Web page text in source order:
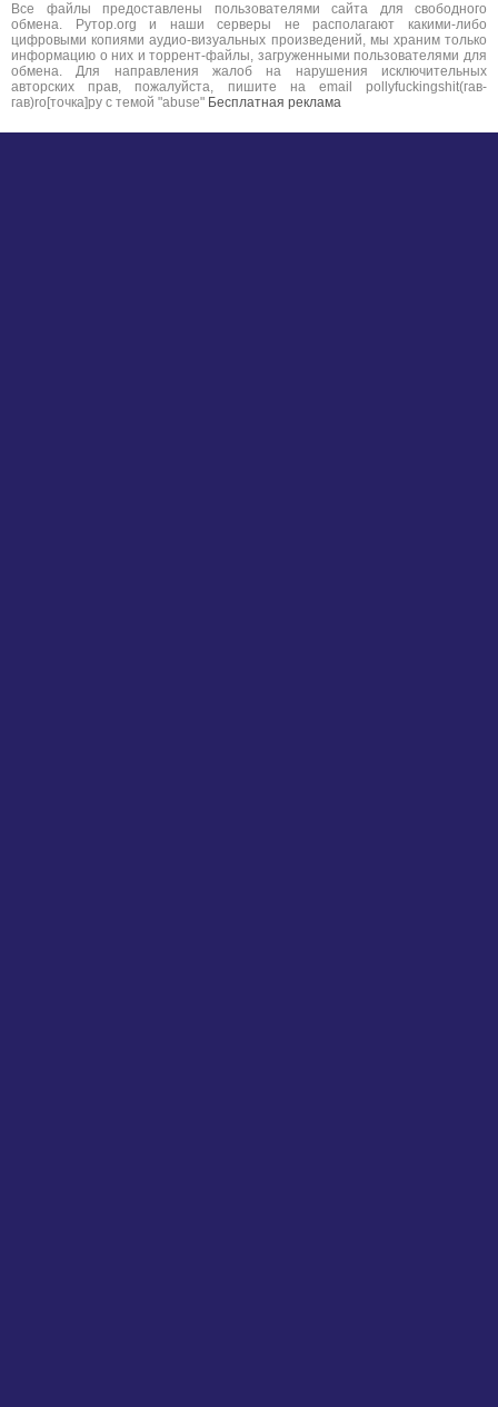
Все файлы предоставлены пользователями сайта для свободного
обмена. Рутор.org и наши серверы не располагают какими-либо
цифровыми копиями аудио-визуальных произведений, мы храним только
информацию о них и торрент-файлы, загруженными пользователями для
обмена. Для направления жалоб на нарушения исключительных
авторских прав, пожалуйста, пишите на email pollyfuckingshit(гав-
гав)ro[точка]ру с темой "abuse" Бесплатная реклама